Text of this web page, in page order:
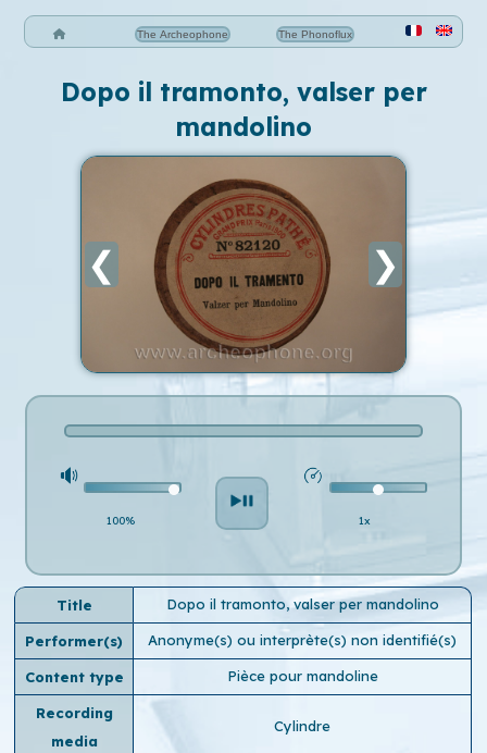
The Archeophone The Phonoflux
Dopo il tramonto, valser per
mandolino
❮ ❯
100% 1x
Title Dopo il tramonto, valser per mandolino
Performer(s) Anonyme(s) ou interprète(s) non identifié(s)
Content type Pièce pour mandoline
Recording
media
Cylindre